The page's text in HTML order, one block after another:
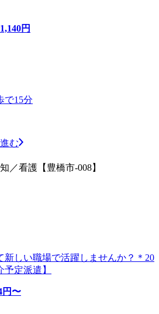
1,140円
で15分
む
／看護【豊橋市-008】
新しい職場で活躍しませんか？＊20
定派遣】
円〜